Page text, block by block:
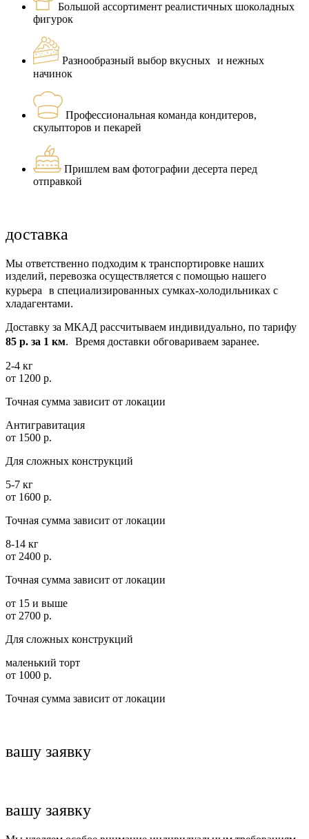
Большой ассортимент реалистичных шоколадных
фигурок
Разнообразный выбор вкусных и нежных
начинок
Профессиональная команда кондитеров,
скульпторов и пекарей
Пришлем вам фотографии десерта перед
отправкой
доставка
Мы ответственно подходим к транспортировке наших
изделий, перевозка осуществляется с помощью нашего
курьера в специализированных сумках-холодильниках с
хладагентами.
Доставку за МКАД рассчитываем индивидуально, по тарифу
85 р. за 1 км. Время доставки обговариваем заранее.
2-4 кг
от 1200 р.
Точная сумма зависит от локации
Антигравитация
от 1500 р.
Для сложных конструкций
5-7 кг
от 1600 р.
Точная сумма зависит от локации
8-14 кг
от 2400 р.
Точная сумма зависит от локации
от 15 и выше
от 2700 р.
Для сложных конструкций
маленький торт
от 1000 р.
Точная сумма зависит от локации
вашу заявку
вашу заявку